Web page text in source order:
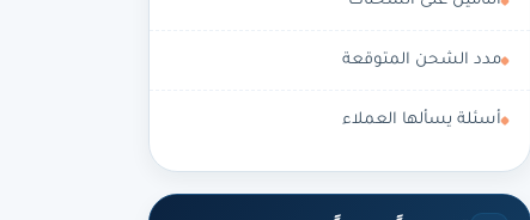
مدد الشحن المتوقعة
أسئلة يسألها العملاء